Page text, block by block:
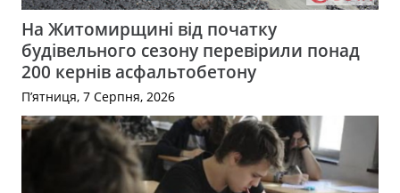
На Житомирщині від початку
будівельного сезону перевірили понад
200 кернів асфальтобетону
П’ятниця, 7 Серпня, 2026